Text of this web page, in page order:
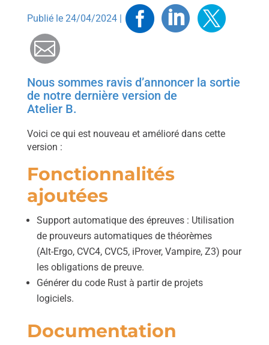
Publié le 24/04/2024 | Facebook
Linkedin
Mail
Nous sommes ravis d’annoncer la sortie
de notre dernière version de
Atelier B.
Voici ce qui est nouveau et amélioré dans cette
version :
Fonctionnalités
ajoutées
Support automatique des épreuves : Utilisation
de prouveurs automatiques de théorèmes
(Alt-Ergo, CVC4, CVC5, iProver, Vampire, Z3) pour
les obligations de preuve.
Générer du code Rust à partir de projets
logiciels.
Documentation